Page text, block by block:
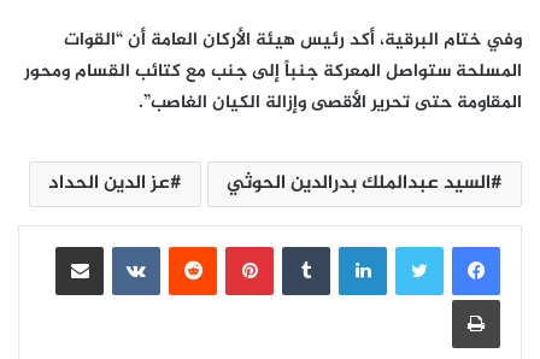
وفي ختام البرقية، أكد رئيس هيئة الأركان العامة أن “القوات
المسلحة ستواصل المعركة جنباً إلى جنب مع كتائب القسام ومحور
المقاومة حتى تحرير الأقصى وإزالة الكيان الغاصب”.
السيد عبدالملك بدرالدين الحوثي عز الدين الحداد
لينكدإن بينتيريست
مشاركة عبر البريد
طباعة